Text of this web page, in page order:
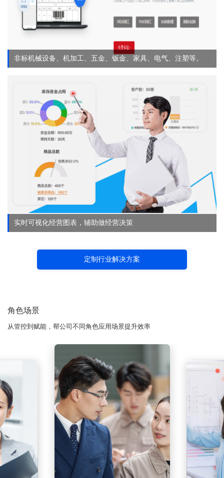
非标机械设备、机加工、五金、钣金、家具、电气、注塑等。
实时可视化经营图表，辅助做经营决策
定制行业解决方案
角色场景
从管控到赋能，帮公司不同角色应用场景提升效率